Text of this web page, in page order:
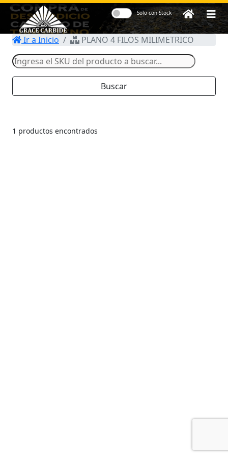
Herramientas y
Accesorios para
Centros de
Maquinado CNC
Solo con Stock
Ir a Inicio PLANO 4 FILOS MILIMETRICO
Buscar
1 productos encontrados